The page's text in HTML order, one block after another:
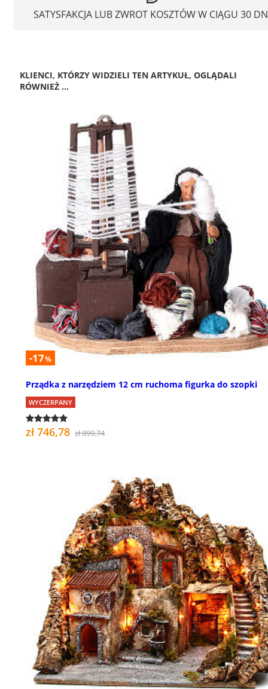
SATYSFAKCJA LUB ZWROT KOSZTÓW W CIĄGU 30
KLIENCI, KTÓRZY WIDZIELI TEN ARTYKUŁ, OGLĄDALI
RÓWNIEŻ ...
-17%
Prządka z narzędziem 12 cm ruchoma figurka do szopki
WYCZERPANY
zł 746,78 zł 899,74